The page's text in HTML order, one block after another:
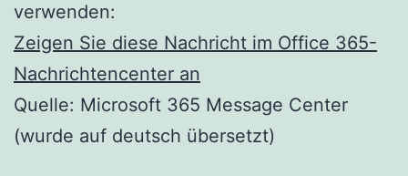
verwenden:
Zeigen Sie diese Nachricht im Office 365-
Nachrichtencenter an
Quelle: Microsoft 365 Message Center
(wurde auf deutsch übersetzt)